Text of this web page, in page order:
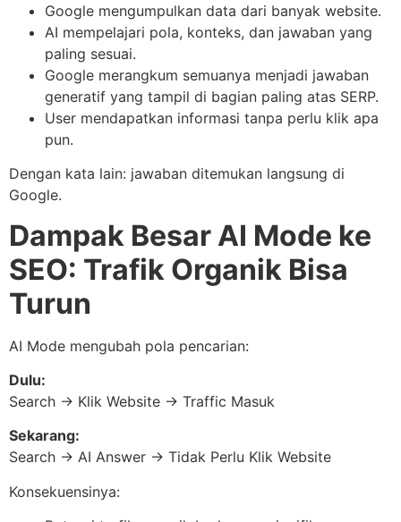
Google mengumpulkan data dari banyak website.
AI mempelajari pola, konteks, dan jawaban yang
paling sesuai.
Google merangkum semuanya menjadi jawaban
generatif yang tampil di bagian paling atas SERP.
User mendapatkan informasi tanpa perlu klik apa
pun.
Dengan kata lain: jawaban ditemukan langsung di
Google.
Dampak Besar AI Mode ke
SEO: Trafik Organik Bisa
Turun
AI Mode mengubah pola pencarian:
Dulu:
Search → Klik Website → Traffic Masuk
Sekarang:
Search → AI Answer → Tidak Perlu Klik Website
Konsekuensinya: